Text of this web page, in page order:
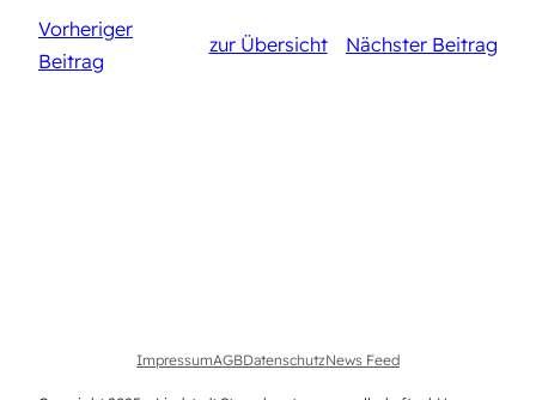
Vorheriger
Beitrag
zur Übersicht Nächster Beitrag
ImpressumAGBDatenschutzNews Feed